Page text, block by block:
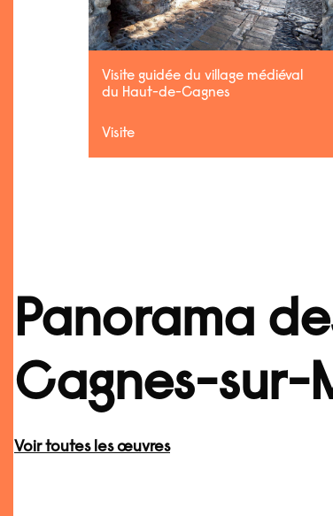
Visite guidée du village médiéval
du Haut-de-Cagnes
Visite
Panorama
Cagnes-sur-
Voir toutes les œuvres